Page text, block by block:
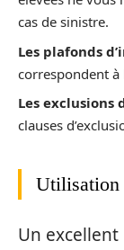
cas de sinistre.
Les plafonds
correspondent à
Les exclusions
clauses
Utilisation
Un